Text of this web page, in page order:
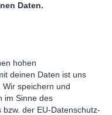
Daten.
hohen
deinen Daten ist uns
speichern und
im Sinne des
der EU-Datenschutz-